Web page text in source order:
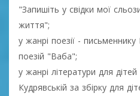
"Запишіть у свідки мої
життя";
у жанрі поезії -
поезій "Ваба";
у жанрі літератури для
Кудрявській за збірку для